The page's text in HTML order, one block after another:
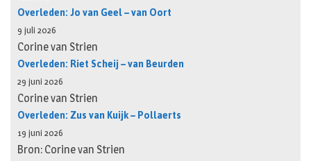
Overleden: Jo van Geel – van Oort
9 juli 2026
Corine van Strien
Overleden: Riet Scheij – van Beurden
29 juni 2026
Corine van Strien
Overleden: Zus van Kuijk – Pollaerts
19 juni 2026
Bron: Corine van Strien